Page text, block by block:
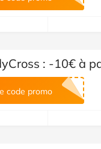
: -10€ à
code promo